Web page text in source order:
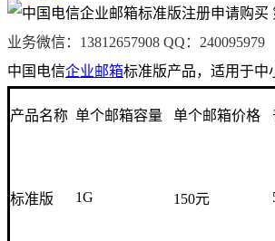
业务微信：13812657908 QQ：240095979
中国电信企业邮箱标准版产品，适用于中
产品名称 单个邮箱容量 单个邮箱价格
标准版 1G 150元